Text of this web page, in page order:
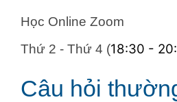
Học Online Zoom
Thứ 2 - Thứ 4 (18:30 -
Câu hỏi